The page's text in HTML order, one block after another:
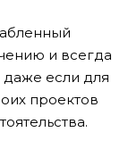
и всегда
если для
проектов